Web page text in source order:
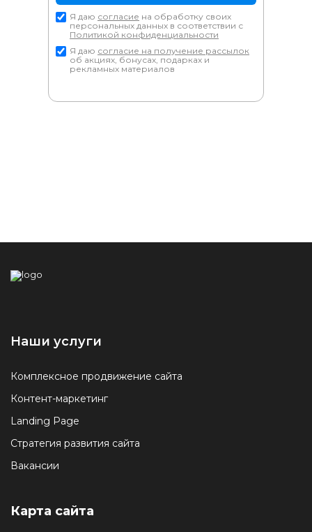
Я даю согласие на обработку своих
персональных данных в соответствии с
Политикой конфиденциальности
Я даю согласие на получение рассылок
об акциях, бонусах, подарках и
рекламных материалов
Наши услуги
Комплексное продвижение сайта
Контент-маркетинг
Landing Page
Стратегия развития сайта
Вакансии
Карта сайта